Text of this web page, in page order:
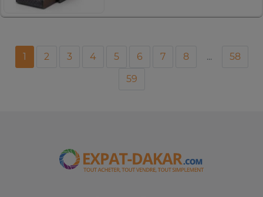
1 2 3 4 5 6 7 8 ...
58
59